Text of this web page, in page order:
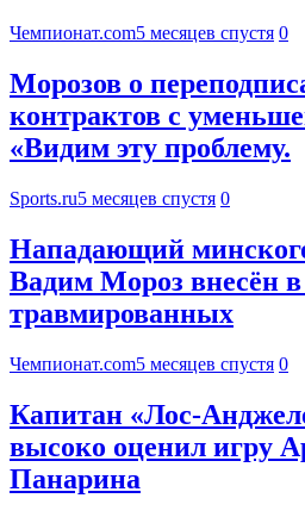
Чемпионат.com5 месяцев спустя 0
Морозов о
контрактов с
«Видим эту проблему.
Sports.ru5 месяцев спустя 0
Нападающий
Вадим Мороз внесён в
травмированных
Чемпионат.com5 месяцев спустя 0
Капитан «Лос-
высоко оценил игру
Панарина